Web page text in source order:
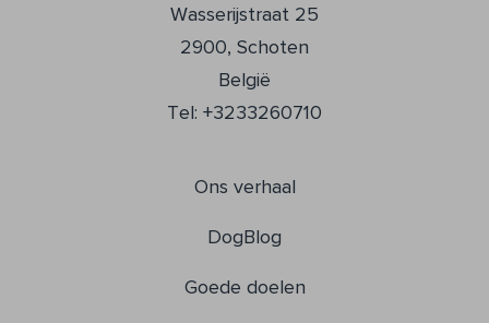
Wasserijstraat 25
2900, Schoten
België
Tel: +3233260710
Ons verhaal
DogBlog
Goede doelen